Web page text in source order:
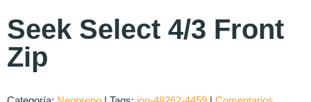
Seek Select 4/3 Front
Zip